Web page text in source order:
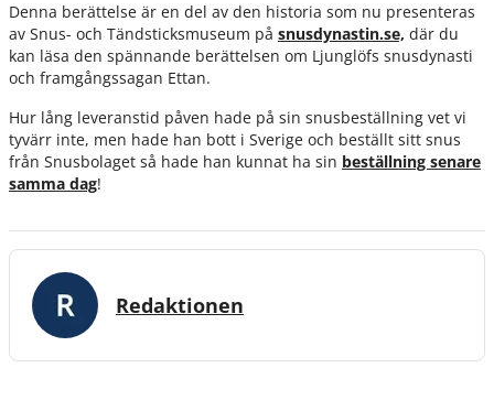
Denna berättelse är en del av den historia som nu presenteras
av Snus- och Tändsticksmuseum på snusdynastin.se, där du
kan läsa den spännande berättelsen om Ljunglöfs snusdynasti
och framgångssagan Ettan.
Hur lång leveranstid påven hade på sin snusbeställning vet vi
tyvärr inte, men hade han bott i Sverige och beställt sitt snus
från Snusbolaget så hade han kunnat ha sin beställning senare
samma dag!
Redaktionen